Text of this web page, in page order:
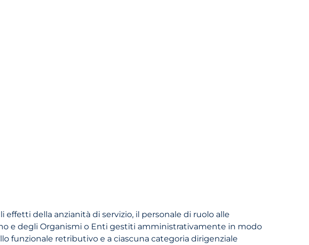
effetti della anzianità di servizio, il personale di ruolo alle
e degli Organismi o Enti gestiti amministrativamente in modo
funzionale retributivo e a ciascuna categoria dirigenziale